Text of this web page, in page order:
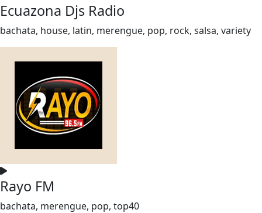
Ecuazona Djs Radio
bachata, house, latin, merengue, pop, rock, salsa, variety
Rayo FM
bachata, merengue, pop, top40